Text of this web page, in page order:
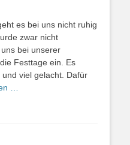
es bei uns nicht ruhig
zwar nicht
bei unserer
Festtage ein. Es
viel gelacht. Dafür
…